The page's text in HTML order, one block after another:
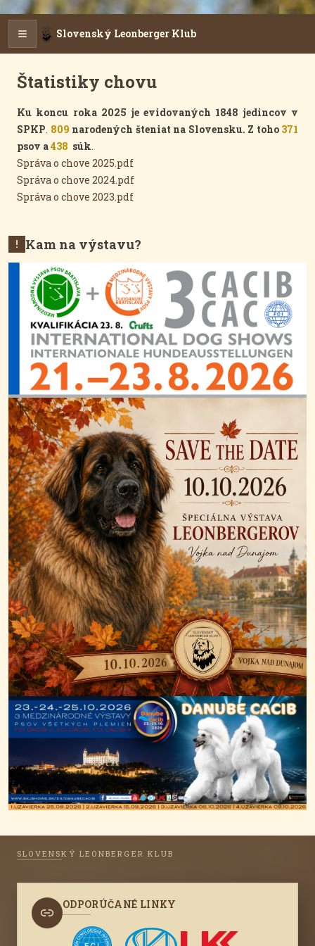
Slovenský Leonberger Klub
Štatistiky chovu
Ku koncu roka 2025 je evidovaných 1848 jedincov v
SPKP. 809 narodených šteniat na Slovensku. Z toho 371
psov a438 súk.
Správa o chove 2025.pdf
Správa o chove 2024.pdf
Správa o chove 2023.pdf
! Kam na výstavu?
SLOVENSKÝ LEONBERGER KLUB
ODPORÚČANÉ LINKY